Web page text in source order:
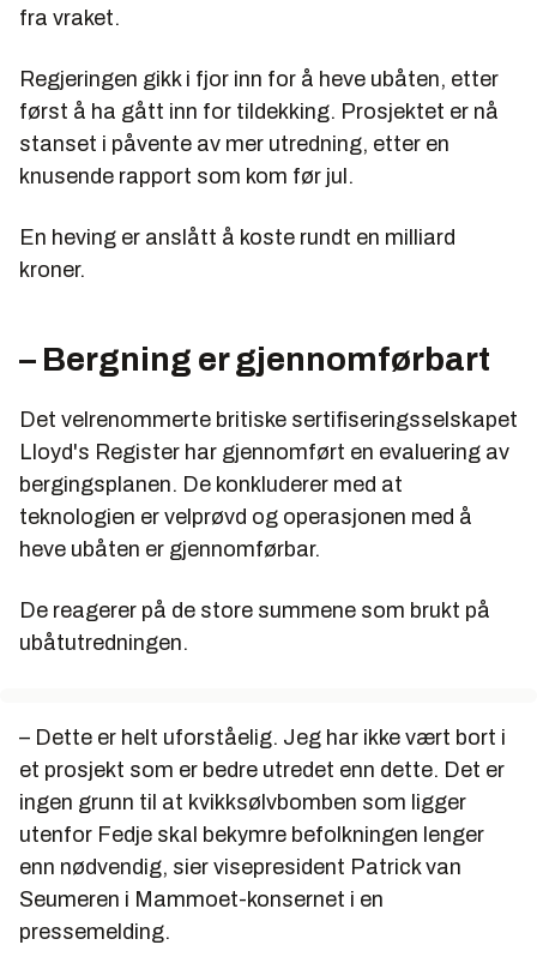
fra vraket.
Regjeringen gikk i fjor inn for å heve ubåten, etter
først å ha gått inn for tildekking. Prosjektet er nå
stanset i påvente av mer utredning, etter en
knusende rapport som kom før jul.
En heving er anslått å koste rundt en milliard
kroner.
– Bergning er gjennomførbart
Det velrenommerte britiske sertifiseringsselskapet
Lloyd's Register har gjennomført en evaluering av
bergingsplanen. De konkluderer med at
teknologien er velprøvd og operasjonen med å
heve ubåten er gjennomførbar.
De reagerer på de store summene som brukt på
ubåtutredningen.
– Dette er helt uforståelig. Jeg har ikke vært bort i
et prosjekt som er bedre utredet enn dette. Det er
ingen grunn til at kvikksølvbomben som ligger
utenfor Fedje skal bekymre befolkningen lenger
enn nødvendig, sier visepresident Patrick van
Seumeren i Mammoet-konsernet i en
pressemelding.